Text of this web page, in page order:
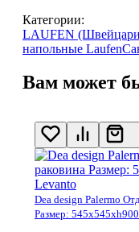
Категории:
LAUFEN
напольные Laufen
Вам может
Dea design Palermo
Размер: